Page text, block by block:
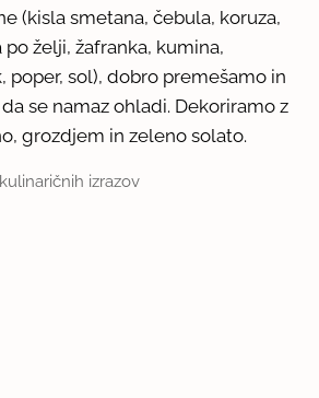
(kisla smetana, čebula, koruza,
želji, žafranka, kumina,
poper, sol), dobro premešamo in
se namaz ohladi. Dekoriramo z
grozdjem in zeleno solato.
izrazov